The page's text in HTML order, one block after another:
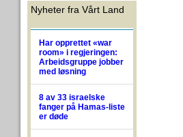
Nyheter fra Vårt Land
Har opprettet «war
room» i regjeringen:
Arbeidsgruppe jobber
med løsning
8 av 33 israelske
fanger på Hamas-liste
er døde